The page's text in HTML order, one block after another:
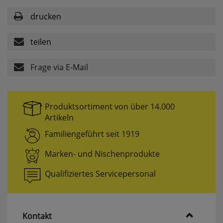
drucken
teilen
Frage via E-Mail
Persönliche Begrüßung
eingeben müssen.
Design-Cookie
ws8_pferdekaemper_01-aa_design_cookie
Speichert Informationen um bestimmte Elemente
im Design anders darstellen zu können.
Speichern des Suchbegriffes
searchvalue
Suchbegriff, damit Sie diesen beim Verfeinern
nicht erneut eingeben müssen.
Produktsortiment von über 14.000
Artikeln
Familiengeführt seit 1919
Marken- und Nischenprodukte
Qualifiziertes Servicepersonal
Kontakt